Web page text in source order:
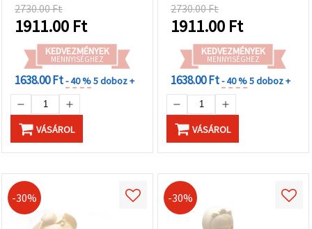
2730.00 Ft
1911.00 Ft
KEDVEZMÉNYEK
MENNYISÉGHEZ
1638.00 Ft- 40 %5 doboz +
VÁSÁROL
2730.00 Ft
1911.00 Ft
KEDVEZMÉNYEK
MENNYISÉGHEZ
1638.00 Ft- 40 %5 doboz +
VÁSÁROL
-30% -30%